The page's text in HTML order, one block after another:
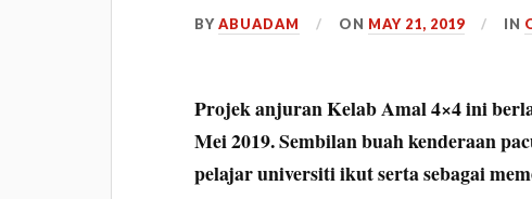
BYABUADAM ON MAY 21, 2019 IN
Projek anjuran Kelab Amal 4×4 ini
Mei 2019. Sembilan buah kenderaan
pelajar universiti ikut serta sebagai